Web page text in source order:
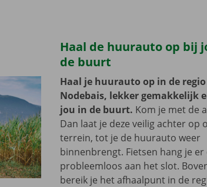
Haal de huurauto op bij
de buurt
Haal je huurauto op in de
Nodebais, lekker gemakkelijk
jou in de buurt. Kom je met de
Dan laat je deze veilig achter op
terrein, tot je de huurauto weer
binnenbrengt. Fietsen hang je er
probleemloos aan het slot.
bereik je het afhaalpunt in de